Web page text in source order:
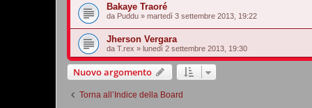
Bakaye Traoré
da Puddu » martedì 3 settembre 2013, 19:22
Jherson Vergara
da T.rex » lunedì 2 settembre 2013, 19:30
Nuovo argomento
Torna all’Indice della Board